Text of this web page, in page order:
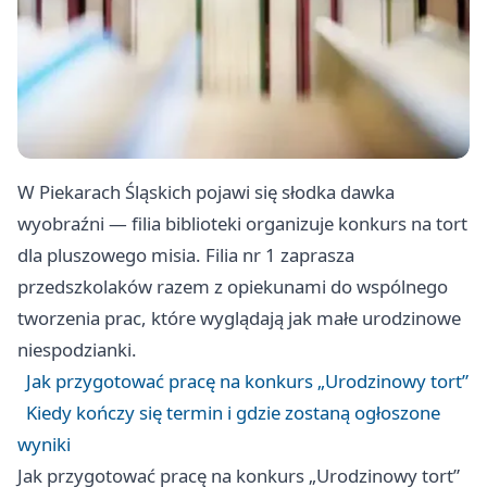
W Piekarach Śląskich pojawi się słodka dawka
wyobraźni — filia biblioteki organizuje konkurs na tort
dla pluszowego misia. Filia nr 1 zaprasza
przedszkolaków razem z opiekunami do wspólnego
tworzenia prac, które wyglądają jak małe urodzinowe
niespodzianki.
Jak przygotować pracę na konkurs „Urodzinowy tort”
Kiedy kończy się termin i gdzie zostaną ogłoszone
wyniki
Jak przygotować pracę na konkurs „Urodzinowy tort”